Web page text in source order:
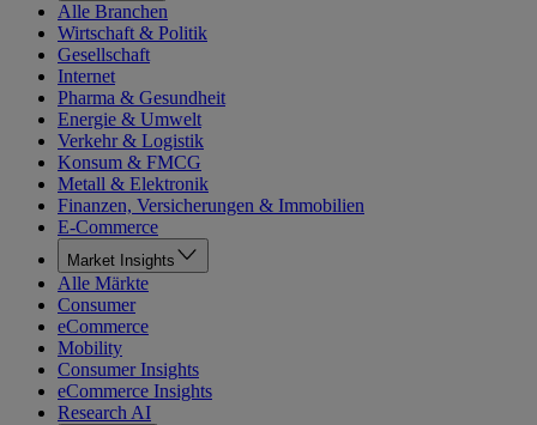
Alle Branchen
Wirtschaft & Politik
Gesellschaft
Internet
Pharma & Gesundheit
Energie & Umwelt
Verkehr & Logistik
Konsum & FMCG
Metall & Elektronik
Finanzen, Versicherungen & Immobilien
E-Commerce
Market Insights
Alle Märkte
Consumer
eCommerce
Mobility
Consumer Insights
eCommerce Insights
Research AI